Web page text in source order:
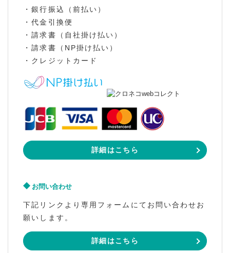
・銀行振込（前払い）
・代金引換便
・請求書（自社掛け払い）
・請求書（NP掛け払い）
・クレジットカード
詳細はこちら
お問い合わせ
下記リンクより専用フォームにてお問い合わせお
願いします。
詳細はこちら